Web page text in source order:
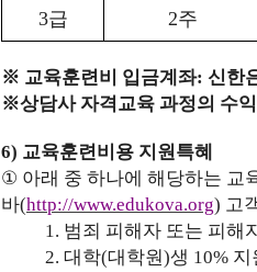
3급 2주
※ 교육훈련비 입금계좌: 신한
※상담사 자격교육 과정의 수
6) 교육훈련비용 지원특혜
① 아래 중 하나에 해당하는 교
바(http://www.edukova.org) 고
1. 범죄 피해자 또는 피해
2. 대학(대학원)생 10% 지